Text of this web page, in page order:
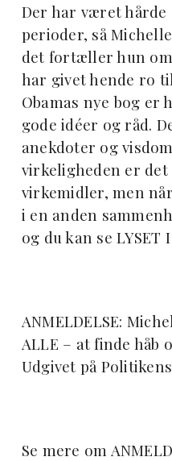
Der har været hårde
perioder, så
det fortæller hun
har givet hende ro
Obamas nye bog er
gode idéer og råd.
anekdoter og
virkeligheden er det
virkemidler, men
i en anden
og du kan se LYSET I
ANMELDELSE:
ALLE – at finde håb
Udgivet på
Se mere om